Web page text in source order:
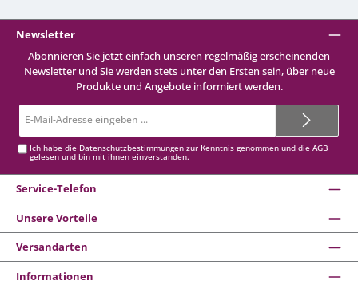
Newsletter
Abonnieren Sie jetzt einfach unseren regelmäßig erscheinenden
Newsletter und Sie werden stets unter den Ersten sein, über neue
Produkte und Angebote informiert werden.
Mail-
Ich habe die Datenschutzbestimmungen zur Kenntnis genommen und dieAGB
gelesen und bin mit ihnen einverstanden.
Service-Telefon
Unsere Vorteile
Versandarten
Informationen